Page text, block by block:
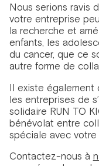
Nous serions ravis
votre entreprise
la recherche et
enfants, les
du cancer, que ce
autre forme de
Il existe également
les entreprises de
solidaire RUN TO
bénévolat entre
spéciale avec votre
Contactez-nous à